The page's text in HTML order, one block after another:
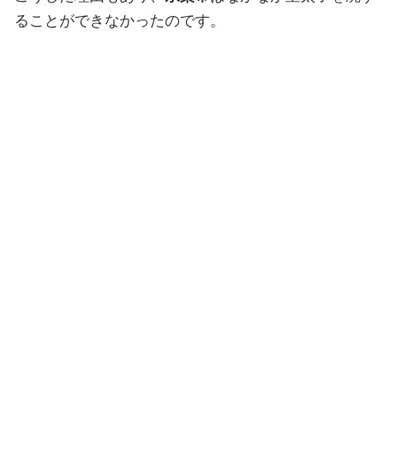
ることができなかったのです。